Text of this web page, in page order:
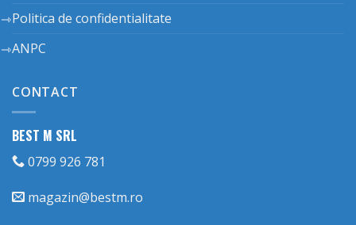
Politica de confidentialitate
ANPC
CONTACT
BEST M SRL
0799 926 781
magazin@bestm.ro